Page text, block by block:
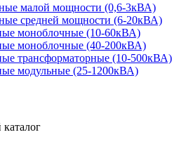
малой мощности (0,6-3кВА)
средней мощности (6-20кВА)
моноблочные (10-60кВА)
моноблочные (40-200кВА)
трансформаторные (10-500кВА)
модульные (25-1200кВА)